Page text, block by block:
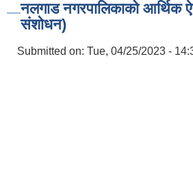
नलगाड नगरपालिकाको
संशोधन)
Submitted on: Tue, 04/25/2023 -